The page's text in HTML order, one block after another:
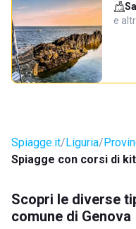
e
Spiagge.it Liguria
Spiagge con corsi di
Scopri le diverse
comune di Genova